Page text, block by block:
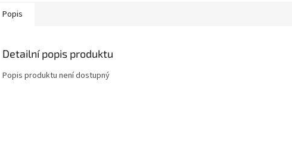
Popis
Detailní popis produktu
Popis produktu není dostupný